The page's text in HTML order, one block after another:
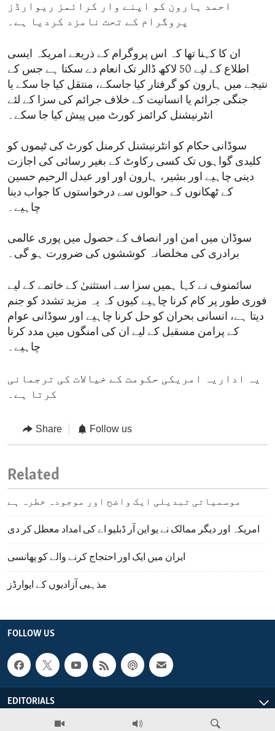
احمد ہارون کو اپنے وار کرائمز ریوارڈز
پروگرام کے تحت نامزد کردیا ہے۔
ان کا کہنا تھا کہ اس پروگرام کے ذریعے امریکہ ایسی
اطلاع کے لیے 50 لاکھ ڈالر تک انعام دے سکتا ہے جس کے
نتیجے میں ہارون کو گرفتار کیا جاسکے، منتقل کیا جا سکے یا
جنگی جرائم یا انسانیت کے خلاف جرائم کی سزا کے لئے
انٹرنیشنل کرائمز کورٹ میں پیش کیا جا سکے۔
سوڈانی حکام کو انٹرنیشنل کرمنل کورٹ کی ٹیموں کو
کلیدی گواہوں تک کسی رکاوٹ کے بغیر رسائی کی اجازت
دینی چاہیے اور بشیر، ہارون اور اور عبدل الرحیم حسین
کے ٹھکانوں کے حوالوں سے درخواستوں کا جواب دینا
چاہیے۔
سوڈان میں امن اور انصاف کے حصول میں پوری عالمی
برادری کی مخلصانہ کوششوں کی ضرورت ہو گی۔
سائمنوف نے کہا ہمیں سزا سے استثنیٰ کے خاتمے کے لیے
فوری طور پر کام کرنا چاہیے کیوں کہ یہ مزید تشدد کو جنم
دیتا ہے، انسانی بحران کو حل کرنا چاہیے اور سوڈانی عوام
کے پرامن مسقبل کے لیے ان کی امنگوں میں مدد کرنا
چاہیے۔
یہ اداریہ امریکی حکومت کے خیالات کی ترجمانی
کرتا ہے۔
Share Follow us
Related
موسمیاتی تبدیلی ایک واضح اور موجودہ خطرہ ہے
امریکہ اور دیگر ممالک نے یو این آر ڈبلیو اے کی امداد معطل کر دی
ایران میں ایک اور احتجاج کرنے والے کو پھانسی
مذہبی آزادیوں کے ایوارڈز
FOLLOW US
EDITORIALS